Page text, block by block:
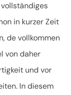
in kurzer Zeit
de vollkommen
von daher
und vor
In diesem